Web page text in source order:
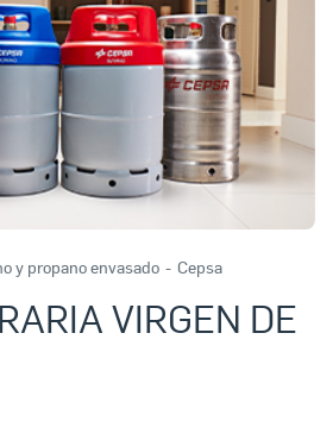
y propano envasado - Cepsa
VIRGEN DE